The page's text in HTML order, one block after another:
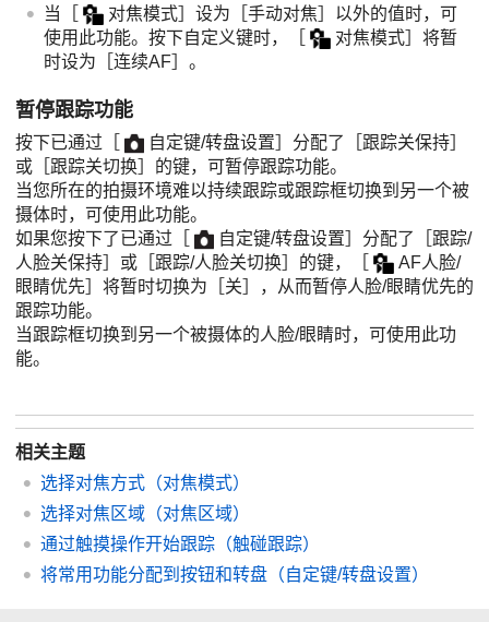
当
对焦模式］ 设为 ［手动对焦］ 以外的值时，可
使用此功能。按下自定义键时，
对焦模式］ 将暂
时设为 ［连续AF］ 。
暂停跟踪功能
按下已通过 自定键/转盘设置］ 分配了 ［跟踪关保持］
或 ［跟踪关切换］ 的键，可暂停跟踪功能。
当您所在的拍摄环境难以持续跟踪或跟踪框切换到另一个被
摄体时，可使用此功能。
如果您按下了已通过
自定键/转盘设置］ 分配了 ［跟踪/
人脸关保持］ 或 ［跟踪/人脸关切换］ 的键，
AF人脸/
眼睛优先］ 将暂时切换为 ［关］
，从而暂停人脸/眼睛优先的
跟踪功能。
当跟踪框切换到另一个被摄体的人脸/眼睛时，可使用此功
能。
相关主题
选择对焦方式（对焦模式）
选择对焦区域（对焦区域）
通过触摸操作开始跟踪（触碰跟踪）
将常用功能分配到按钮和转盘（自定键/转盘设置）